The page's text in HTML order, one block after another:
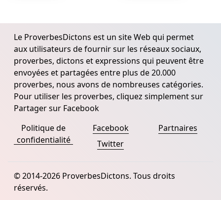
Le ProverbesDictons est un site Web qui permet
aux utilisateurs de fournir sur les réseaux sociaux,
proverbes, dictons et expressions qui peuvent être
envoyées et partagées entre plus de 20.000
proverbes, nous avons de nombreuses catégories.
Pour utiliser les proverbes, cliquez simplement sur
Partager sur Facebook
Politique de
confidentialité
Facebook
Twitter
Partnaires
© 2014-2026 ProverbesDictons. Tous droits
réservés.